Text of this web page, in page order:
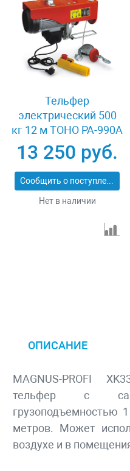
Тельфер
электрический 500
кг 12 м TOHO РА-990A
13 250 руб.
Сообщить о поступлении
Нет в наличии
ОПИСАНИЕ
MAGNUS-PROFI
тельфер с
грузоподъемностью
метров. Может
воздухе и в